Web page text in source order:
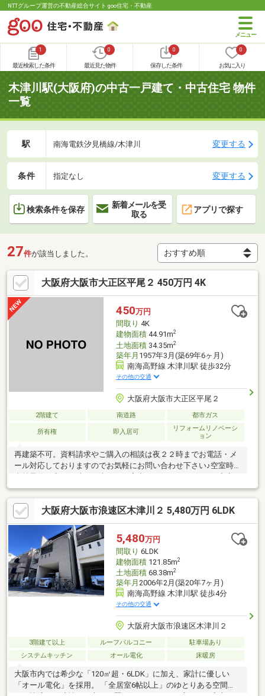
NTTグループ運営の不動産総合サイト goo住宅・不動産
1
最近検索した条件
0
最近見た物件
0
保存した条件
0
お気に入り
木津川駅(大阪府)の中古一戸建て・中古住宅 物件
一覧
駅 南海電鉄汐見橋線/木津川 変更する
条件 指定なし 変更する
検索条件を保存
新着メールを受
取る
アプリで探す
27件が該当しました。
大阪府大阪市大正区平尾２ 450万円 4K
450万円
間取り 4K
建物面積44.91m2
土地面積34.35m2
築年月 1957年3月(築69年6ヶ月)
南海高野線 木津川駅 徒歩32分
その他の交通
大阪府大阪市大正区平尾２
2階建て 南道路 都市ガス
所有権 即入居可
リフォームリノベーシ
ョン
再建築不可。資料請求やご購入の相談は夜２２時までお電話・メ
ール対応しておりますのでお気軽にお問い合わせ下さい♪空室時は
現地集合・現地解散でＯＫ♪弊社預かり物件の為、初めてのマイホ
ーム購入・不動産投資で住宅ローンや投資ローンが利用出来るの
かが不安。収入が低い・過去に信用情報にキズがあるなど他社で
全く相手にしてもらえなかった等の理由で諦めるまえに弊社へ一
度ご相談くださいませ♪安心の宅地建物取引士の国家資格者及び住
宅ローンアドバイザーが喜んでご対応致します♪賃貸５．２万円同
時募集中♪想定利回り１３．８％♪
大阪府大阪市浪速区木津川２ 5,480万円 6LDK
5,480万円
間取り 6LDK
建物面積121.85m2
土地面積68.38m2
築年月 2006年2月(築20年7ヶ月)
南海高野線 木津川駅 徒歩4分
その他の交通
大阪府大阪市浪速区木津川２
3階建て以上 ルーフバルコニー
駐車場あり
システムキッチン
オール電化 床暖房
大阪市内では希少な「120㎡超・6LDK」に加え、家計に優しい
「オール電化」を採用。 「全居室6帖以上」のゆとりある空間